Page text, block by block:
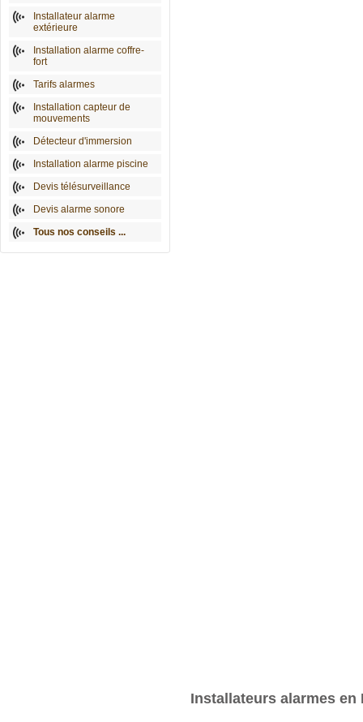
Installateur alarme
extérieure
Installation alarme coffre-
fort
Tarifs alarmes
Installation capteur de
mouvements
Détecteur d'immersion
Installation alarme piscine
Devis télésurveillance
Devis alarme sonore
Tous nos conseils ...
Installateurs alarmes en